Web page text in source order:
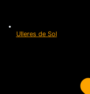
Ulleres de Sol